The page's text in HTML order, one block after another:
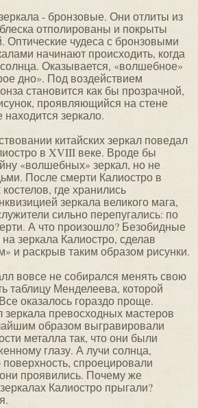
- бронзовые. Они отлиты из
отполированы и покрыты
Оптические чудеса с бронзовыми
начинают происходить, когда
Оказывается, «волшебное»
дно». Под воздействием
становится как бы прозрачной,
проявляющийся на стене
зеркало.
китайских зеркал поведал
в XVIII веке. Вроде бы
«волшебных» зеркал, но не
После смерти Калиостро в
где хранились
зеркала великого мага,
сильно перепугались: по
А что произошло? Безобидные
зеркала Калиостро, сделав
и раскрыв таким образом рисунки.
вовсе не собирался менять свою
таблицу Менделеева, которой
оказалось гораздо проще.
зеркала превосходных мастеров
образом выгравировали
металла так, что они были
глазу. А лучи солнца,
спроецировали
проявились. Почему же
Калиостро прыгали?